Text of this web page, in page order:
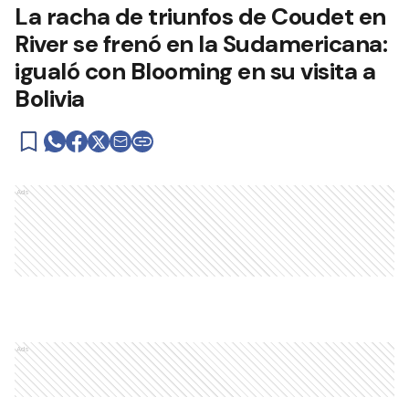
La racha de triunfos de Coudet en
River se frenó en la Sudamericana:
igualó con Blooming en su visita a
Bolivia
Ads
Ads